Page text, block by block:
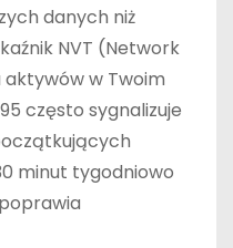
danych niż
NVT (Network
w Twoim
często sygnalizuje
minut tygodniowo